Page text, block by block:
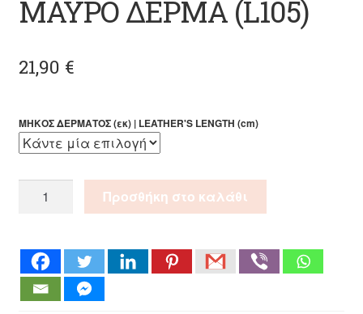
ΜΑΥΡΟ ΔΕΡΜΑ (L105)
21,90 €
ΜΗΚΟΣ ΔΕΡΜΑΤΟΣ (εκ) | LEATHER'S LENGTH (cm)
ΤΥΡΚΟΥΑΖ
(L105)
ποσότητα
Προσθήκη στο καλάθι